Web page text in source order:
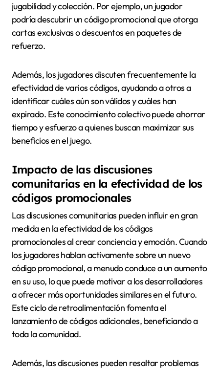
jugabilidad y colección. Por ejemplo, un jugador
podría descubrir un código promocional que otorga
cartas exclusivas o descuentos en paquetes de
refuerzo.
Además, los jugadores discuten frecuentemente la
efectividad de varios códigos, ayudando a otros a
identificar cuáles aún son válidos y cuáles han
expirado. Este conocimiento colectivo puede ahorrar
tiempo y esfuerzo a quienes buscan maximizar sus
beneficios en el juego.
Impacto de las discusiones
comunitarias en la efectividad de los
códigos promocionales
Las discusiones comunitarias pueden influir en gran
medida en la efectividad de los códigos
promocionales al crear conciencia y emoción. Cuando
los jugadores hablan activamente sobre un nuevo
código promocional, a menudo conduce a un aumento
en su uso, lo que puede motivar a los desarrolladores
a ofrecer más oportunidades similares en el futuro.
Este ciclo de retroalimentación fomenta el
lanzamiento de códigos adicionales, beneficiando a
toda la comunidad.
Además, las discusiones pueden resaltar problemas